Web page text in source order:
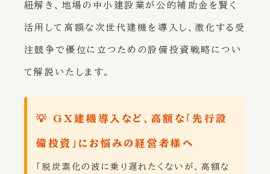
紐解き、地場の中小建設業が公的補助金を賢く
活用して高額な次世代建機を導入し、激化する受
注競争で優位に立つための設備投資戦略につい
て解説いたします。
💡 GX建機導入など、高額な「先行設
備投資」にお悩みの経営者様へ
「脱炭素化の波に乗り遅れたくないが、高額な